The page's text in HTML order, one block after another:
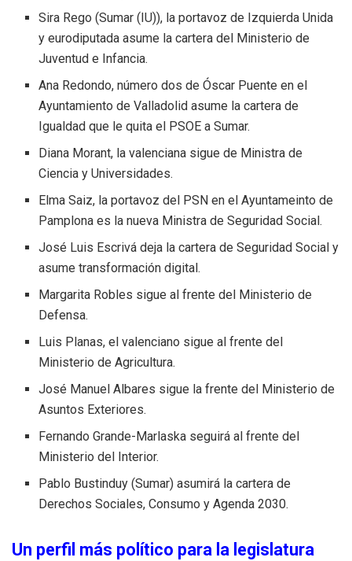
Sira Rego (Sumar (IU)), la portavoz de Izquierda Unida
y eurodiputada asume la cartera del Ministerio de
Juventud e Infancia.
Ana Redondo, número dos de Óscar Puente en el
Ayuntamiento de Valladolid asume la cartera de
Igualdad que le quita el PSOE a Sumar.
Diana Morant, la valenciana sigue de Ministra de
Ciencia y Universidades.
Elma Saiz, la portavoz del PSN en el Ayuntameinto de
Pamplona es la nueva Ministra de Seguridad Social.
José Luis Escrivá deja la cartera de Seguridad Social y
asume transformación digital.
Margarita Robles sigue al frente del Ministerio de
Defensa.
Luis Planas, el valenciano sigue al frente del
Ministerio de Agricultura.
José Manuel Albares sigue la frente del Ministerio de
Asuntos Exteriores.
Fernando Grande-Marlaska seguirá al frente del
Ministerio del Interior.
Pablo Bustinduy (Sumar) asumirá la cartera de
Derechos Sociales, Consumo y Agenda 2030.
Un perfil más político para la legislatura